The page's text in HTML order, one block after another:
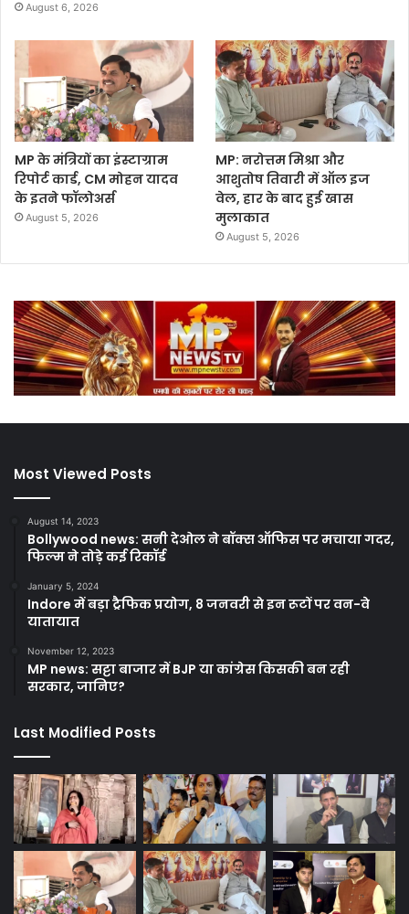
August 6, 2026
MP के मंत्रियों का इंस्टाग्राम
रिपोर्ट कार्ड, CM मोहन यादव
के इतने फॉलोअर्स
August 5, 2026
MP: नरोत्तम मिश्रा और
आशुतोष तिवारी में ऑल इज
वेल, हार के बाद हुई खास
मुलाकात
August 5, 2026
Most Viewed Posts
August 14, 2023
Bollywood news: सनी देओल ने बॉक्स ऑफिस पर मचाया गदर,
फिल्म ने तोड़े कई रिकॉर्ड
January 5, 2024
Indore में बड़ा ट्रैफिक प्रयोग, 8 जनवरी से इन रूटों पर वन-वे
यातायात
November 12, 2023
MP news: सट्टा बाजार में BJP या कांग्रेस किसकी बन रही
सरकार, जानिए?
Last Modified Posts